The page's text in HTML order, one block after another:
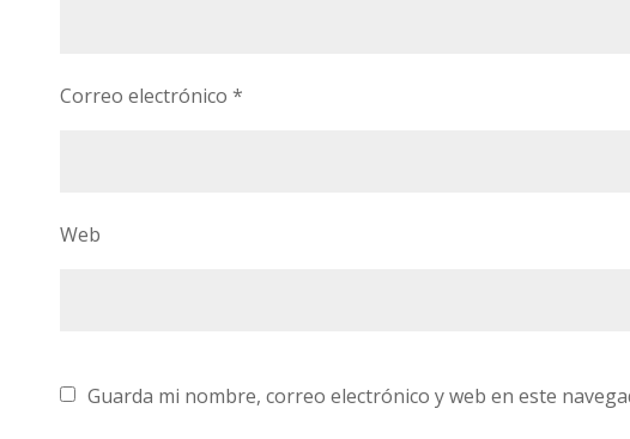
Correo electrónico *
Web
Guarda mi nombre, correo electrónico y web en este